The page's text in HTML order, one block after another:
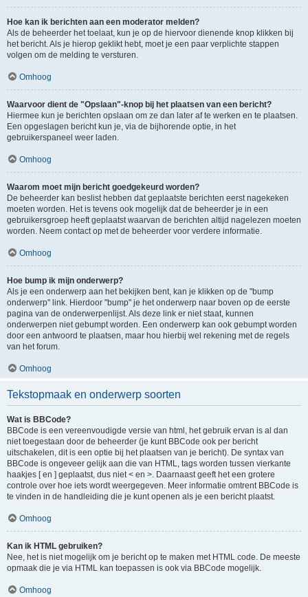
Hoe kan ik berichten aan een moderator melden?
Als de beheerder het toelaat, kun je op de hiervoor dienende knop klikken bij
het bericht. Als je hierop geklikt hebt, moet je een paar verplichte stappen
volgen om de melding te versturen.
Omhoog
Waarvoor dient de "Opslaan"-knop bij het plaatsen van een bericht?
Hiermee kun je berichten opslaan om ze dan later af te werken en te plaatsen.
Een opgeslagen bericht kun je, via de bijhorende optie, in het
gebruikerspaneel weer laden.
Omhoog
Waarom moet mijn bericht goedgekeurd worden?
De beheerder kan beslist hebben dat geplaatste berichten eerst nagekeken
moeten worden. Het is tevens ook mogelijk dat de beheerder je in een
gebruikersgroep heeft geplaatst waarvan de berichten altijd nagelezen moeten
worden. Neem contact op met de beheerder voor verdere informatie.
Omhoog
Hoe bump ik mijn onderwerp?
Als je een onderwerp aan het bekijken bent, kan je klikken op de "bump
onderwerp" link. Hierdoor "bump" je het onderwerp naar boven op de eerste
pagina van de onderwerpenlijst. Als deze link er niet staat, kunnen
onderwerpen niet gebumpt worden. Een onderwerp kan ook gebumpt worden
door een antwoord te plaatsen, maar hou hierbij wel rekening met de regels
van het forum.
Omhoog
Tekstopmaak en onderwerp soorten
Wat is BBCode?
BBCode is een vereenvoudigde versie van html, het gebruik ervan is al dan
niet toegestaan door de beheerder (je kunt BBCode ook per bericht
uitschakelen, dit is een optie bij het plaatsen van je bericht). De syntax van
BBCode is ongeveer gelijk aan die van HTML, tags worden tussen vierkante
haakjes [ en ] geplaatst, dus niet < en >. Daarnaast geeft het een grotere
controle over hoe iets wordt weergegeven. Meer informatie omtrent BBCode is
te vinden in de handleiding die je kunt openen als je een bericht plaatst.
Omhoog
Kan ik HTML gebruiken?
Nee, het is niet mogelijk om je bericht op te maken met HTML code. De meeste
opmaak die je via HTML kan toepassen is ook via BBCode mogelijk.
Omhoog